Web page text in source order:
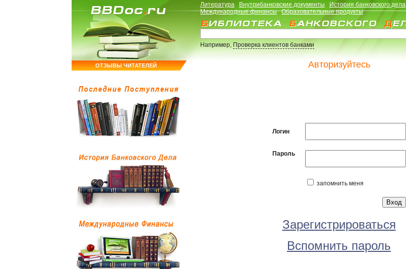
ОТЗЫВЫ ЧИТАТЕЛЕЙ
Литература Внутрибанковские документы История банковского дела
Международные финансы
Образовательные продукты
Например,Проверка клиентов банками
Авторизуйтесь
Логин
Пароль
запомнить меня
Зарегистрироваться
Вспомнить пароль